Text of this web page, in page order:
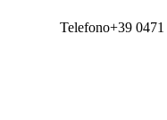
Telefono+39